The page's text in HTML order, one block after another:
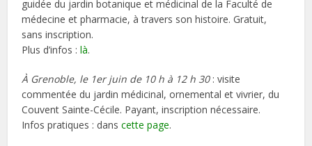
guidée du jardin botanique et médicinal de la Faculté de
médecine et pharmacie, à travers son histoire. Gratuit,
sans inscription.
Plus d’infos :là.
À Grenoble, le 1er juin de 10 h à 12 h 30 : visite
commentée du jardin médicinal, ornemental et vivrier, du
Couvent Sainte-Cécile. Payant, inscription nécessaire.
Infos pratiques : danscette page.